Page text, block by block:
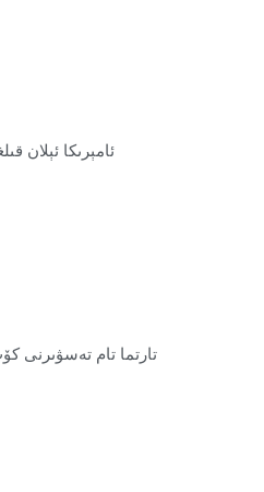
تارتما تام تەسۋىرنى